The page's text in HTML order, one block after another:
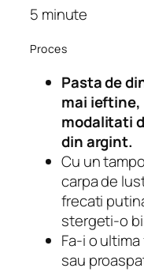
5 minute
Proces
Pasta de
mai
modalitati
din argint.
Cu un
carpa de
frecati
stergeti-o
Fa-i o
sau